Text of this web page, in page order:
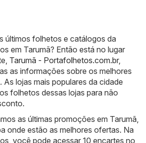
últimos folhetos e catálogos da
em Tarumã? Então está no lugar
Tarumã - Portafolhetos.com.br,
as informações sobre os melhores
As lojas mais populares da cidade
folhetos dessas lojas para não
as últimas promoções em Tarumã,
onde estão as melhores ofertas. Na
você pode acessar 10 encartes no